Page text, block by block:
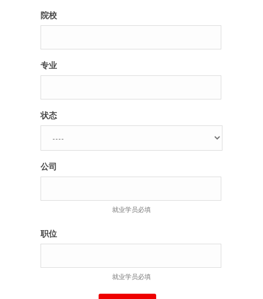
院校
专业
状态
公司
就业学员必填
职位
就业学员必填